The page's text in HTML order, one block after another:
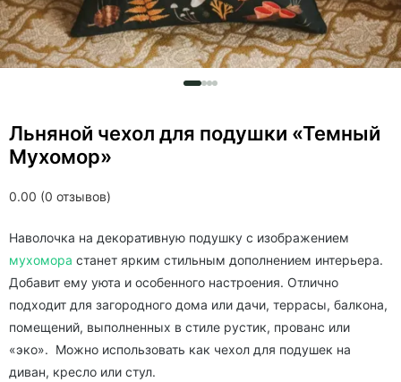
0.00 (0 отзывов)
Льняной чехол для подушки «Темный
Мухомор»
Наволочка на декоративную подушку с изображением
мухомора станет ярким стильным дополнением интерьера.
Добавит ему уюта и особенного настроения. Отлично
подходит для загородного дома или дачи, террасы, балкона,
помещений, выполненных в стиле рустик, прованс или
«эко». Можно использовать как чехол для подушек на
диван, кресло или стул.